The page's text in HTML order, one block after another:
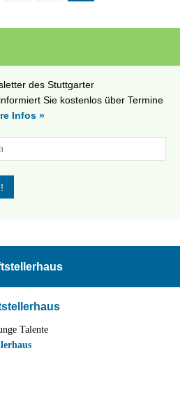
des Stuttgarter
Sie kostenlos über Termine
Infos »
Talente